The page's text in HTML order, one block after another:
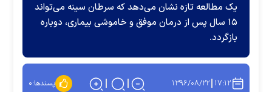
یک مطالعه تازه نشان می‌دهد که سرطان سینه می‌تواند
۱۵ سال پس از درمان موفق و خاموشی بیماری، دوباره
بازگردد.
۱۷:۱۲ ۱۳۹۶/۰۸/۲۲ پسندها:۰